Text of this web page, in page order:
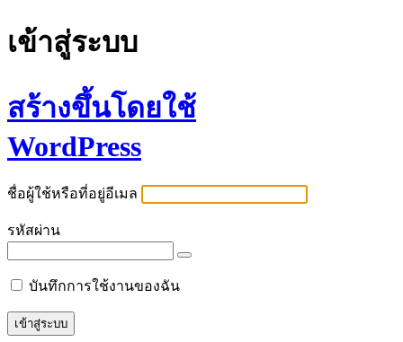
เข้าสู่ระบบ
สร้างขึ้นโดยใช้
WordPress
ชื่อผู้ใช้หรือที่อยู่อีเมล
รหัสผ่าน
บันทึกการใช้งานของฉัน